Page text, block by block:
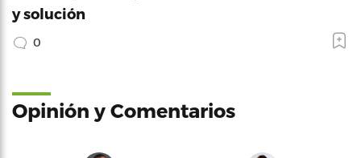
y solución
0
Opinión y Comentarios